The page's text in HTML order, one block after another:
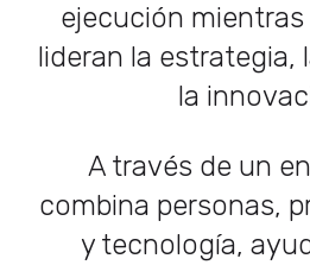
ejecución
lideran la estrategia,
la
A través de un
combina personas,
y tecnología,